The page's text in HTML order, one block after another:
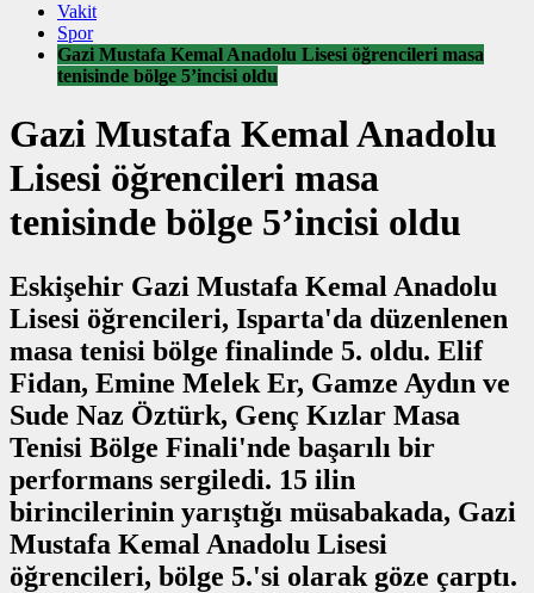
Vakit
Spor
Gazi Mustafa Kemal Anadolu Lisesi öğrencileri masa
tenisinde bölge 5’incisi oldu
Gazi Mustafa Kemal Anadolu
Lisesi öğrencileri masa
tenisinde bölge 5’incisi oldu
Eskişehir Gazi Mustafa Kemal Anadolu
Lisesi öğrencileri, Isparta'da düzenlenen
masa tenisi bölge finalinde 5. oldu. Elif
Fidan, Emine Melek Er, Gamze Aydın ve
Sude Naz Öztürk, Genç Kızlar Masa
Tenisi Bölge Finali'nde başarılı bir
performans sergiledi. 15 ilin
birincilerinin yarıştığı müsabakada, Gazi
Mustafa Kemal Anadolu Lisesi
öğrencileri, bölge 5.'si olarak göze çarptı.